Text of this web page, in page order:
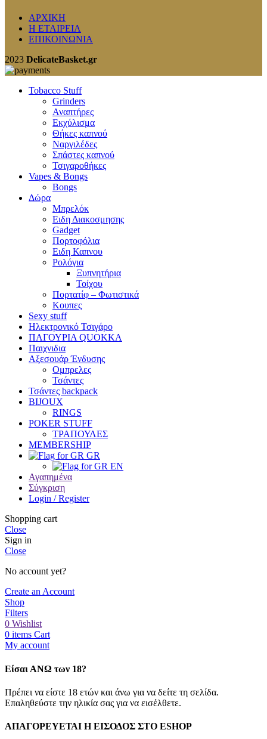
ΑΡΧΙΚΗ
Η ΕΤΑΙΡΕΙΑ
ΕΠΙΚΟΙΝΩΝΙΑ
2023 DelicateBasket.gr
Tobacco Stuff
Grinders
Αναπτήρες
Εκχύλισμα
Θήκες καπνού
Ναργιλέδες
Σπάστες καπνού
Τσιγαροθήκες
Vapes & Bongs
Bongs
Δώρα
Μπρελόκ
Eιδη Διακοσμησης
Gadget
Πορτοφόλια
Ειδη Καπνου
Ρολόγια
Ξυπνητήρια
Τοίχου
Πορτατίφ – Φωτιστικά
Κουπες
Sexy stuff
Ηλεκτρονικό Τσιγάρο
ΠΑΓΟΥΡΙΑ QUOKKA
Παιχνιδια
Αξεσουάρ Ένδυσης
Oμπρελες
Τσάντες
Τσάντες backpack
BIJOUX
RINGS
POKER STUFF
ΤΡΑΠΟΥΛΕΣ
MEMBERSHIP
GR
EN
Αγαπημένα
Σύγκριση
Login / Register
Shopping cart
Close
Sign in
Close
No account yet?
Create an Account
Shop
Filters
0 Wishlist
0 items Cart
My account
Είσαι ΑΝΩ των 18?
Πρέπει να είστε 18 ετών και άνω για να δείτε τη σελίδα.
Επαληθεύστε την ηλικία σας για να εισέλθετε.
ΑΠΑΓΟΡΕΥΕΤΑΙ Η ΕΙΣΟΔΟΣ ΣΤO ESHOP